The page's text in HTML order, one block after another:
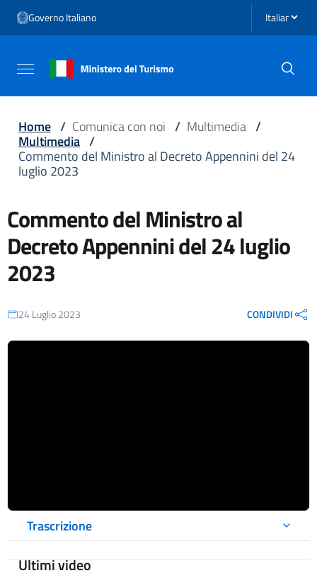
Vai al menu di navigazione
Vai al footer
Governo Italiano Seleziona
Attiva / disattiva la navigazione
Home / Comunica con noi / Multimedia /
Multimedia /
Commento del Ministro al Decreto Appennini del 24
luglio 2023
Commento del Ministro al
Decreto Appennini del 24 luglio
2023
24 Luglio 2023 CONDIVIDI
Trascrizione
Ultimi video